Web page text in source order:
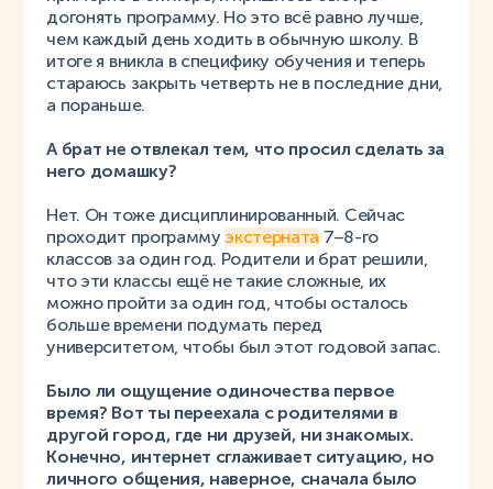
догонять программу. Но это всё равно лучше,
чем каждый день ходить в обычную школу. В
итоге я вникла в специфику обучения и теперь
стараюсь закрыть четверть не в последние дни,
а пораньше.
А брат не отвлекал тем, что просил сделать за
него домашку?
Нет. Он тоже дисциплинированный. Сейчас
проходит программу экстерната 7–8-го
классов за один год. Родители и брат решили,
что эти классы ещё не такие сложные, их
можно пройти за один год, чтобы осталось
больше времени подумать перед
университетом, чтобы был этот годовой запас.
Было ли ощущение одиночества первое
время? Вот ты переехала с родителями в
другой город, где ни друзей, ни знакомых.
Конечно, интернет сглаживает ситуацию, но
личного общения, наверное, сначала было